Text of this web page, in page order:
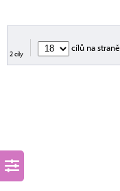
2 cíly
cílů na straně